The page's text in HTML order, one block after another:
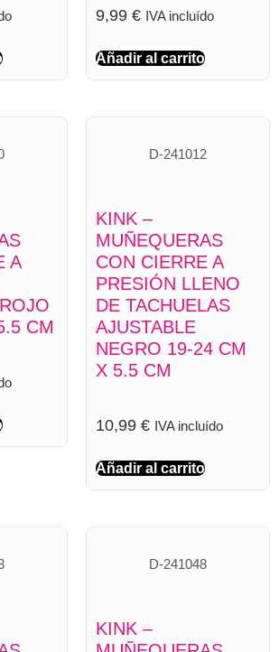
9,99 € IVA incluído
Añadir al carrito
A
CM
D-241012
KINK –
MUÑEQUERAS
CON CIERRE A
PRESIÓN LLENO
DE TACHUELAS
AJUSTABLE
NEGRO 19-24 CM
X 5.5 CM
10,99 € IVA incluído
Añadir al carrito
D-241048
KINK –